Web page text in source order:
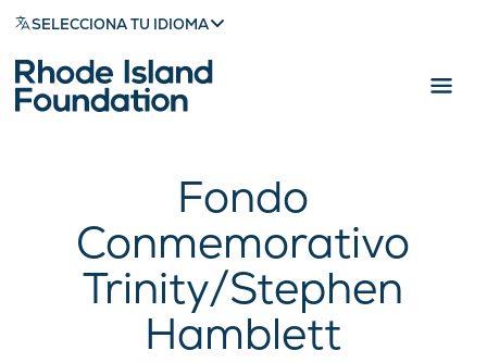
SELECCIONA TU IDIOMA
Fondo
Conmemorativo
Trinity/Stephen
Hamblett